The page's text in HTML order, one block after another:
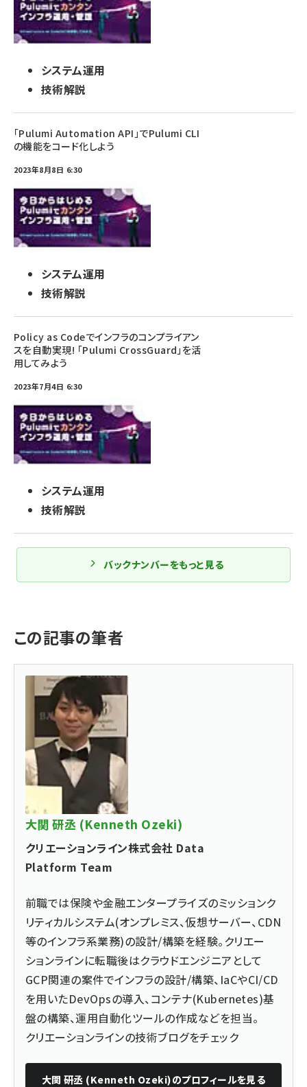
システム運用
技術解説
「Pulumi Automation API」でPulumi CLI
の機能をコード化しよう
2023年8月8日 6:30
システム運用
技術解説
Policy as Codeでインフラのコンプライアン
スを自動実現! 「Pulumi CrossGuard」を活
用してみよう
2023年7月4日 6:30
システム運用
技術解説
バックナンバーをもっと見る
この記事の筆者
大関 研丞 (Kenneth Ozeki)
クリエーションライン株式会社 Data
Platform Team
前職では保険や金融エンタープライズのミッションク
リティカルシステム(オンプレミス、仮想サーバー、CDN
等のインフラ系業務)の設計/構築を経験。クリエー
ションラインに転職後はクラウドエンジニアとして
GCP関連の案件でインフラの設計/構築、IaCやCI/CD
を用いたDevOpsの導入、コンテナ(Kubernetes)基
盤の構築、運用自動化ツールの作成などを担当。
クリエーションラインの技術ブログをチェック
大関 研丞 (Kenneth Ozeki)のプロフィールを見る